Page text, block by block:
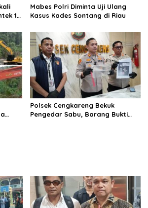
1
Mabes Polri Diminta Uji Ulang
Kasus Kades Sontang di Riau
Polsek Cengkareng Bekuk
Pengedar Sabu, Barang Bukti